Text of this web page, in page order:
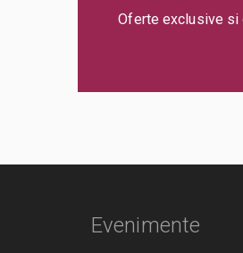
Oferte exclusive si
Evenimente